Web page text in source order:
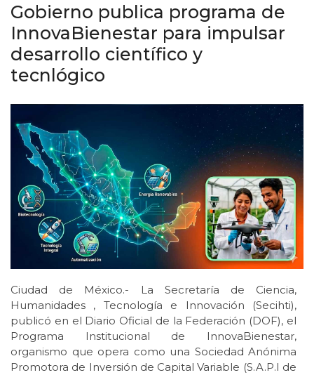
Gobierno publica programa de
InnovaBienestar para impulsar
desarrollo científico y
tecnlógico
Ciudad de México.- La Secretaría de Ciencia,
Humanidades , Tecnología e Innovación (Secihti),
publicó en el Diario Oficial de la Federación (DOF), el
Programa Institucional de InnovaBienestar,
organismo que opera como una Sociedad Anónima
Promotora de Inversión de Capital Variable (S.A.P.I de